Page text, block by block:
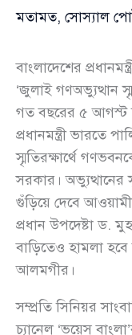
মতামত, সোস্যাল
বাংলাদেশের
‘জুলাই গণঅভ্যুত্থান
গত বছরের ৫ আগস্ট
প্রধানমন্ত্রী ভারতে
স্মৃতিরক্ষার্থে
সরকার। অভ্যুত্থানের
গুঁড়িয়ে দেবে
প্রধান উপদেষ্টা ড.
বাড়িতেও হামলা
আলমগীর।
সম্প্রতি সিনিয়র
চ্যানেল ‘ভয়েস